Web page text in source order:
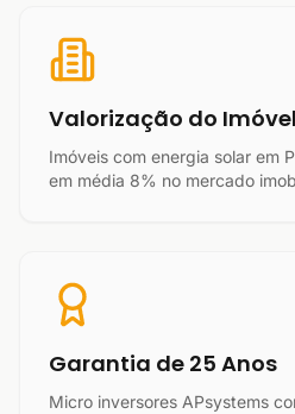
Valorização do Imóvel
Imóveis com energia solar em
em média 8% no mercado
Garantia de 25 Anos
Micro inversores APsystems